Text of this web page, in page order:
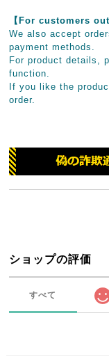
【For customers
We also accept
payment methods.
For product details,
function.
If you like the
order.
ショップの評価
すべて